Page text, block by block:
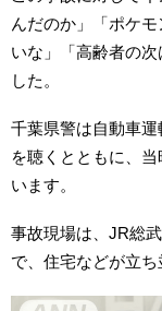
んだのか」「ポケ
いな」「高齢者の
した。
千葉県警は自動車
を聴くとともに、
います。
事故現場は、JR総
で、住宅などが立ち